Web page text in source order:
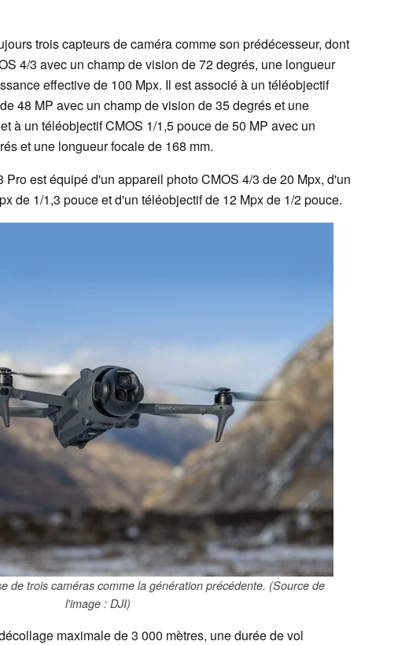
trois capteurs de caméra comme son prédécesseur, dont
4/3 avec un champ de vision de 72 degrés, une longueur
effective de 100 Mpx. Il est associé à un téléobjectif
48 MP avec un champ de vision de 35 degrés et une
à un téléobjectif CMOS 1/1,5 pouce de 50 MP avec un
et une longueur focale de 168 mm.
Pro est équipé d'un appareil photo CMOS 4/3 de 20 Mpx, d'un
de 1/1,3 pouce et d'un téléobjectif de 12 Mpx de 1/2 pouce.
de trois caméras comme la génération précédente. (Source de
l'image : DJI)
maximale de 3 000 mètres, une durée de vol